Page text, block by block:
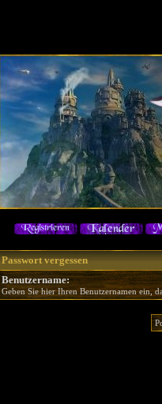
Passwort vergessen
Benutzername:
Geben Sie hier Ihren Benutzernamen ein,